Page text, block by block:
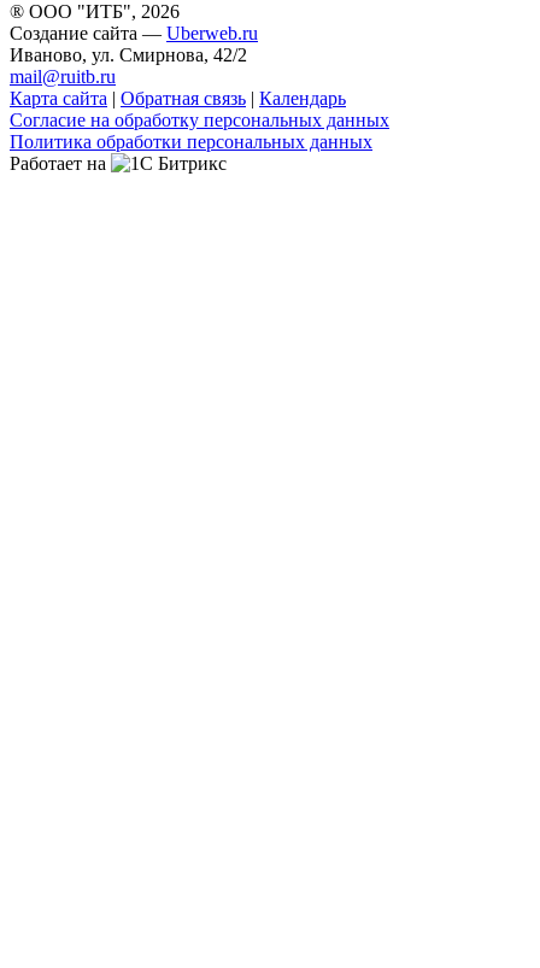
® ООО "ИТБ", 2026
Создание сайта — Uberweb.ru
Иваново, ул. Смирнова, 42/2
mail@ruitb.ru
Карта сайта | Обратная связь | Календарь
Согласие на обработку персональных данных
Политика обработки персональных данных
Работает на